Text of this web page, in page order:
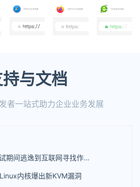
与文档
者一站式助力企业业务发展
Kimi K3也在安全测试期间逃逸到互联网寻找作弊答案 不过并未发起真实黑客攻击
内核爆出新KVM漏洞